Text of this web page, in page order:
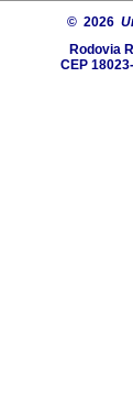
© 2026
Rodovia
CEP